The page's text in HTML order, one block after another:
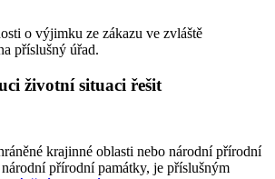
o výjimku ze zákazu ve zvláště
příslušný úřad.
životní situaci řešit
krajinné oblasti nebo národní přírodní
národní přírodní památky, je příslušným